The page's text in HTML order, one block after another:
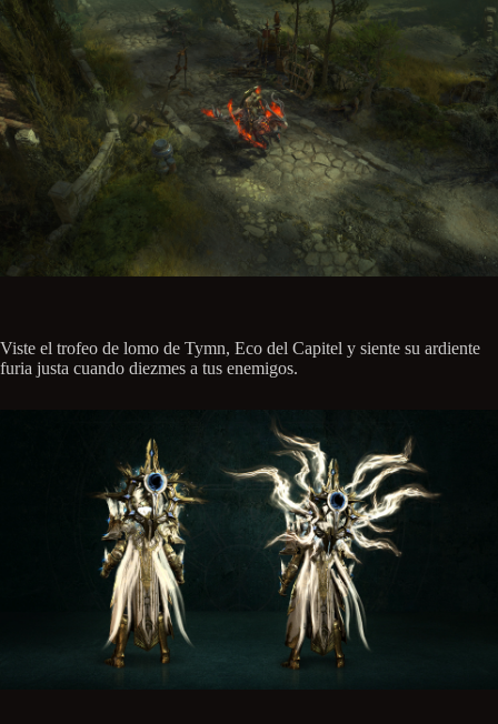
Viste el trofeo de lomo de Tymn, Eco del Capitel y siente su ardiente
furia justa cuando diezmes a tus enemigos.